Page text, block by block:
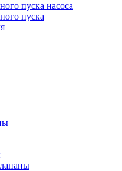
пуска насоса
пуска